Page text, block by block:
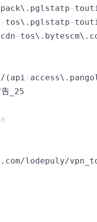
pack\.pglstatp-
- tos\.pglstatp-
cdn-
-
lodepuly/